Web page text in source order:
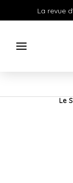
La revue
Le